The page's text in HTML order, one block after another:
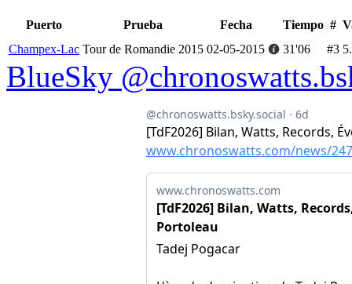
Puerto Prueba Fecha Tiempo #
Champex-Lac Tour de Romandie 2015 02-05-2015 31'06 #3
BlueSky